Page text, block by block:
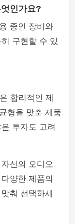
인가요?
중인 장비와
구현할 수 있
합리적인 제
형을 맞춘 제품
투자도 고려
신의 오디오
양한 제품의
춰 선택하세